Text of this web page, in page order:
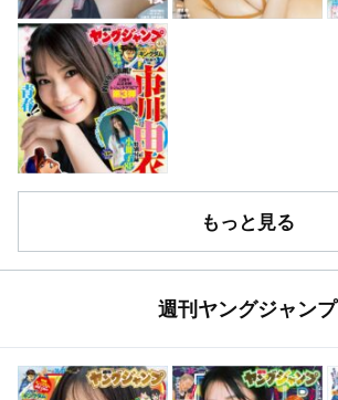
もっと見る
週刊ヤングジャンプ